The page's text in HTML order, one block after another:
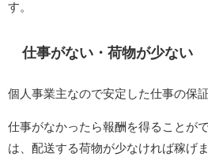
す。
仕事がない・荷物が少ない
個人事業主なので安定した仕事の保
仕事がなかったら報酬を得ることが
は、配送する荷物が少なければ稼げま